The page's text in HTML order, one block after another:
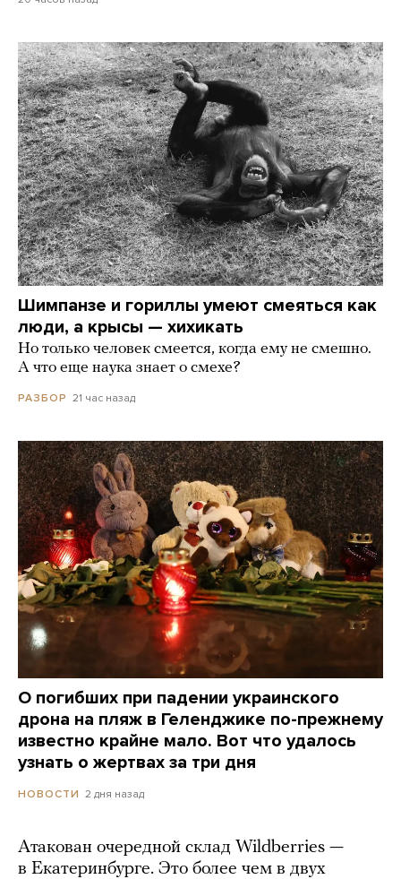
Шимпанзе и гориллы умеют смеяться как
люди, а крысы — хихикать
Но только человек смеется, когда ему не смешно.
А что еще наука знает о смехе?
РАЗБОР 21 час назад
О погибших при падении украинского
дрона на пляж в Геленджике по-прежнему
известно крайне мало. Вот что удалось
узнать о жертвах за три дня
НОВОСТИ 2 дня назад
Атакован очередной склад Wildberries —
в Екатеринбурге. Это более чем в двух